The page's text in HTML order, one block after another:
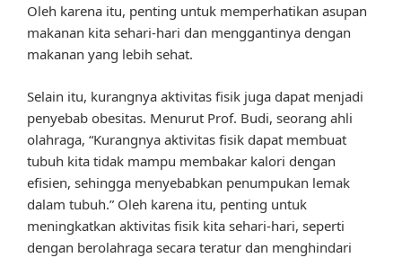
Oleh karena itu, penting untuk memperhatikan asupan
makanan kita sehari-hari dan menggantinya dengan
makanan yang lebih sehat.
Selain itu, kurangnya aktivitas fisik juga dapat menjadi
penyebab obesitas. Menurut Prof. Budi, seorang ahli
olahraga, “Kurangnya aktivitas fisik dapat membuat
tubuh kita tidak mampu membakar kalori dengan
efisien, sehingga menyebabkan penumpukan lemak
dalam tubuh.” Oleh karena itu, penting untuk
meningkatkan aktivitas fisik kita sehari-hari, seperti
dengan berolahraga secara teratur dan menghindari